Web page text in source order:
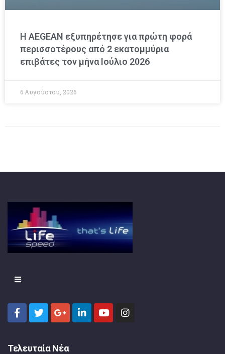
Η AEGEAN εξυπηρέτησε για πρώτη φορά
περισσοτέρους από 2 εκατομμύρια
επιβάτες τον μήνα Ιούλιο 2026
6 Αυγούστου, 2026
Τελευταία Νέα